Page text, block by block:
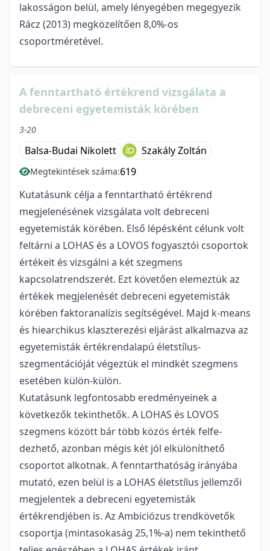
lakosságon belül, amely lényegében megegyezik
Rácz (2013) megközelítően 8,0%-os
csoportméretével.
A fenntartható értékrend vizsgálata a
debreceni egyetemisták körében
3-20
Balsa-Budai Nikolett Szakály Zoltán
Megtekintések száma:619
Kutatásunk célja a fenntartható értékrend
megjelenésének vizsgálata volt debreceni
egyetemisták körében. Első lépésként célunk volt
feltárni a LOHAS és a LOVOS fogyasztói csoportok
értékeit és vizsgálni a két szegmens
kapcsolatrendszerét. Ezt követően elemeztük az
értékek megjelenését debreceni egyetemis­ták
körében faktoranalízis segítségével. Majd k-means
és hiearchikus klaszterezési eljárást alkalmazva az
egyetemisták értékrendalapú életstílus-
szegmentációját végeztük el mindkét szegmens
esetében külön-külön.
Kutatásunk legfontosabb eredményeinek a
következők tekinthetők. A LOHAS és LOVOS
szegmens között bár több közös érték felfe­
dezhető, azonban mégis két jól elkülöníthető
csoportot alkotnak. A fenntarthatóság irányá­ba
mutató, ezen belül is a LOHAS életstílus jellemzői
megjelentek a debreceni egyetemis­ták
értékrendjében is. Az Ambiciózus trendkö­vetők
csoportja (mintasokaság 25,1%-a) nem tekinthető